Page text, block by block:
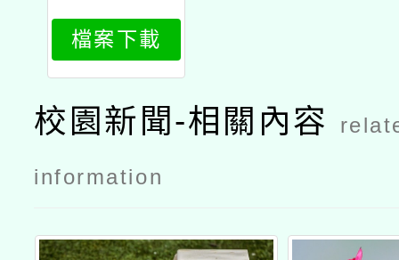
852_attach
1
檔案下載
校園新聞-相關內容
information